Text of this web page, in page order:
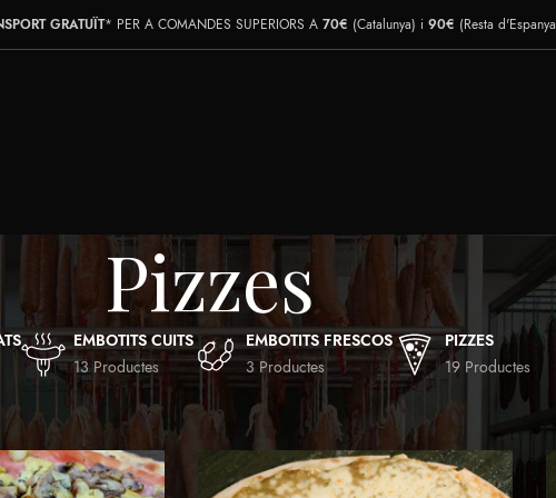
GRATUÏT* PER A COMANDES SUPERIORS A 70€ (Catalunya) i 90€ (Resta d'Espanya
Pizzes
EMBOTITS CUITS
13 Productes
EMBOTITS FRESCOS
3 Productes
PIZZES
19 Productes
Mostra